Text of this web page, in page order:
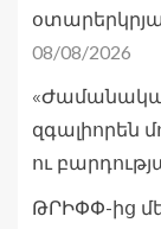
08/08/2026
զգալիորեն
ու
ԹՐԻՓՓ-ից